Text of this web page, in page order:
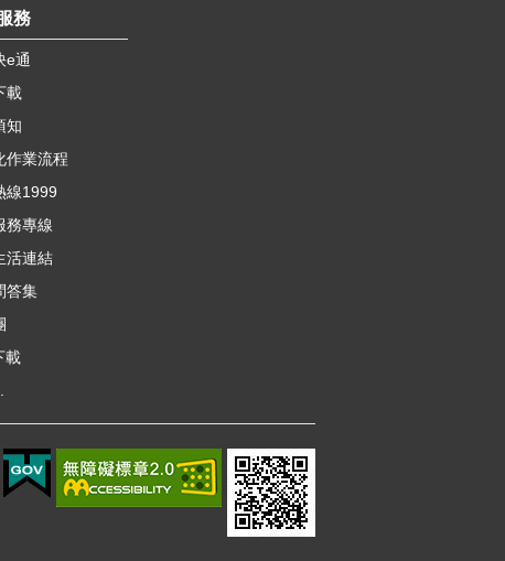
務
e通
載
知
作業流程
線1999
務專線
活連結
答集
載